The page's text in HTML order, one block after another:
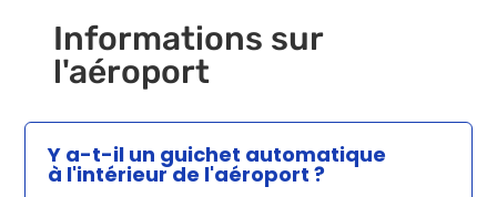
Informations sur
l'aéroport
Y a-t-il un guichet automatique
à l'intérieur de l'aéroport ?